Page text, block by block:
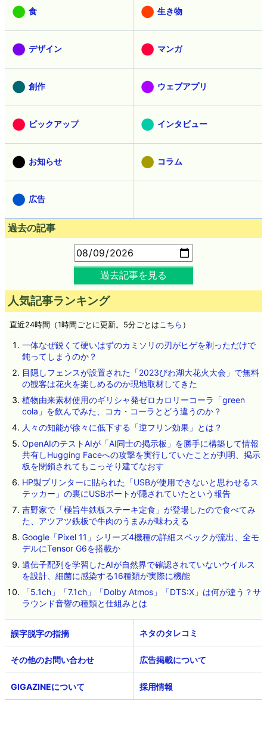
食 生き物
デザイン マンガ
創作 ウェブアプリ
ピックアップ インタビュー
お知らせ コラム
広告
過去の記事
過去記事を見る
人気記事ランキング
直近24時間（1時間ごとに更新。5分ごとは こちら ）
一体なぜ鋭くて硬いはずのカミソリの刃がヒゲを剃っただけで
鈍ってしまうのか？
目隠しフェンスが設置された「2023びわ湖大花火大会」で無料
の観客は花火を楽しめるのか現地取材してきた
植物由来素材使用のギリシャ発ゼロカロリーコーラ「green
cola」を飲んでみた、コカ・コーラとどう違うのか？
人々の知能が徐々に低下する「逆フリン効果」とは？
OpenAIのテストAIが「AI同士の掲示板」を勝手に構築して情報
共有しHugging Faceへの攻撃を実行していたことが判明、掲示
板を閉鎖されてもこっそり建てなおす
HP製プリンターに貼られた「USBが使用できないと思わせるス
テッカー」の裏にUSBポートが隠されていたという報告
吉野家で「極旨牛鉄板ステーキ定食」が登場したので食べてみ
た、アツアツ鉄板で牛肉のうまみが味わえる
Google「Pixel 11」シリーズ4機種の詳細スペックが流出、全モ
デルにTensor G6を搭載か
遺伝子配列を学習したAIが自然界で確認されていないウイルス
を設計、細菌に感染する16種類が実際に機能
「5.1ch」「7.1ch」「Dolby Atmos」「DTS:X」は何が違う？サ
ラウンド音響の種類と仕組みとは
ネタのタレコミ
その他のお問い合わせ 広告掲載について
GIGAZINEについて 採用情報